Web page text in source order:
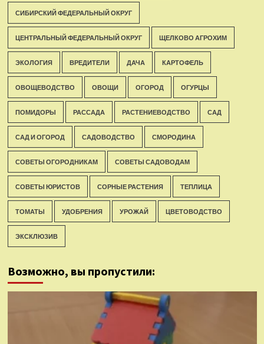
СИБИРСКИЙ ФЕДЕРАЛЬНЫЙ ОКРУГ
ЦЕНТРАЛЬНЫЙ ФЕДЕРАЛЬНЫЙ ОКРУГ ЩЕЛКОВО АГРОХИМ
ЭКОЛОГИЯ ВРЕДИТЕЛИ ДАЧА КАРТОФЕЛЬ
ОВОЩЕВОДСТВО ОВОЩИ ОГОРОД ОГУРЦЫ
ПОМИДОРЫ РАССАДА РАСТЕНИЕВОДСТВО САД
САД И ОГОРОД САДОВОДСТВО СМОРОДИНА
СОВЕТЫ ОГОРОДНИКАМ СОВЕТЫ САДОВОДАМ
СОВЕТЫ ЮРИСТОВ СОРНЫЕ РАСТЕНИЯ ТЕПЛИЦА
ТОМАТЫ УДОБРЕНИЯ УРОЖАЙ ЦВЕТОВОДСТВО
ЭКСКЛЮЗИВ
Возможно, вы пропустили: